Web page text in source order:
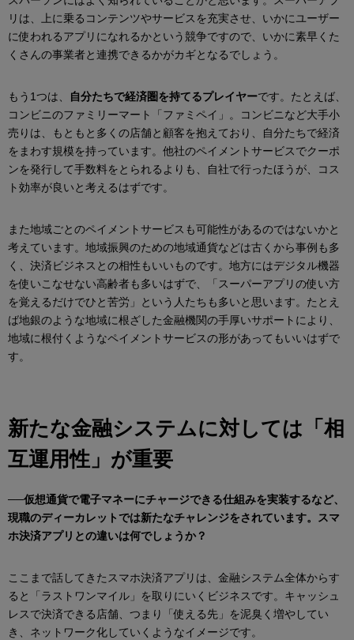
リは、上に乗るコンテンツやサービスを充実させ、いかにユーザー
に使われるアプリになれるかという競争ですので、いかに素早くた
くさんの事業者と連携できるかがカギとなるでしょう。
もう1つは、 自分たちで経済圏を持てるプレイヤーです。たとえば、
コンビニのファミリーマート「ファミペイ」。コンビニなど大手小
売りは、もともと多くの店舗と顧客を抱えており、自分たちで経済
をまわす規模を持っています。他社のペイメントサービスでクーポ
ンを発行して手数料をとられるよりも、自社で行ったほうが、コス
ト効率が良いと考えるはずです。
また地域ごとのペイメントサービスも可能性があるのではないかと
考えています。地域振興のための地域通貨などは古くから事例も多
く、決済ビジネスとの相性もいいものです。地方にはデジタル機器
を使いこなせない高齢者も多いはずで、「スーパーアプリの使い方
を覚えるだけでひと苦労」という人たちも多いと思います。たとえ
ば地銀のような地域に根ざした金融機関の手厚いサポートにより、
地域に根付くようなペイメントサービスの形があってもいいはずで
す。
新たな金融システムに対しては「相
互運用性」が重要
──仮想通貨で電子マネーにチャージできる仕組みを実装するなど、
現職のディーカレットでは新たなチャレンジをされています。スマ
ホ決済アプリとの違いは何でしょうか？
ここまで話してきたスマホ決済アプリは、金融システム全体からす
ると「ラストワンマイル」を取りにいくビジネスです。キャッシュ
レスで決済できる店舗、つまり「使える先」を泥臭く増やしてい
き、ネットワーク化していくようなイメージです。